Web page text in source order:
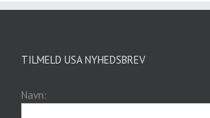
TILMELD USA NYHEDSBREV
Navn: